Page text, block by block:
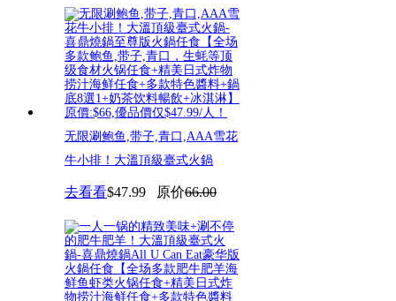
无限涮鲍鱼,带子,青口,AAA雪花
牛小排！大溫頂級臺式火鍋
去看看$47.99 原价66.00